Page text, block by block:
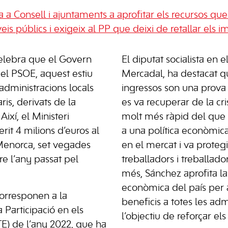
a Consell i ajuntaments a aprofitar els recursos que
públics i exigeix al PP que deixi de retallar els
que el Govern
PSOE, aquest estiu
locals
derivats de la
el Ministeri
4 milions d’euros al
set vegades
l’any passat pel
a la
Participació en els
de l’any 2022, que ha
El diputat socialista en
Mercadal, ha destacat
ingressos son una
es va recuperar de la
molt més ràpid del que
a una política
en el mercat i va
treballadors i
més, Sánchez aprofita
econòmica del país per
beneficis a totes les
l’objectiu de reforçar els